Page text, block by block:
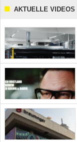
AKTUELLE VIDEOS